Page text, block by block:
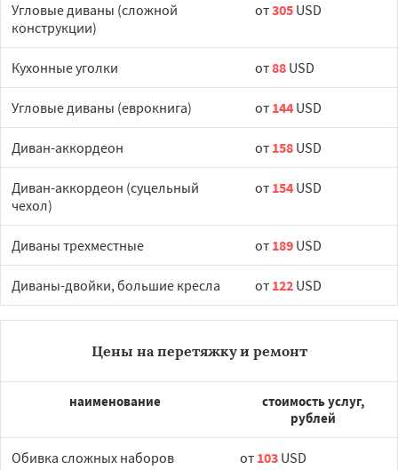
Угловые диваны (сложной
конструкции)
от305 USD
Кухонные уголки от88 USD
Угловые диваны (еврокнига) от 144 USD
Диван-аккордеон от 158 USD
Диван-аккордеон (суцельный
чехол)
от 154 USD
Диваны трехместные от 189 USD
Диваны-двойки, большие кресла от 122 USD
Цены на перетяжку и ремонт
наименование
стоимость услуг,
рублей
Обивка сложных наборов от 103 USD